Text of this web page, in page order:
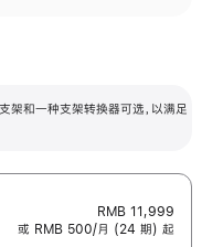
和一种支架转换器可选，以满足
RMB 11,999
或 RMB 500/月 (24 期) 起